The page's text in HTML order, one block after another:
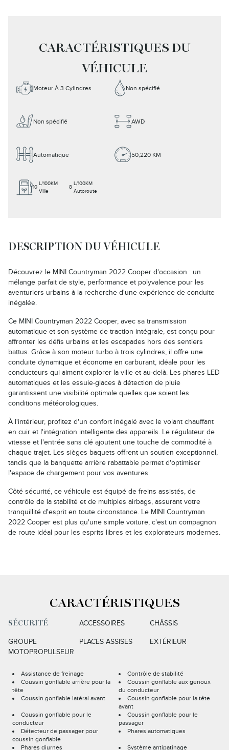
CARACTÉRISTIQUES DU
VÉHICULE
Moteur À 3 Cylindres Non spécifié
Non spécifié AWD
Automatique 50,220 KM
10
L/100KM
Ville
8
L/100KM
Autoroute
DESCRIPTION DU VÉHICULE
Découvrez le MINI Countryman 2022 Cooper d'occasion : un
mélange parfait de style, performance et polyvalence pour les
aventuriers urbains à la recherche d'une expérience de conduite
inégalée.
Ce MINI Countryman 2022 Cooper, avec sa transmission
automatique et son système de traction intégrale, est conçu pour
affronter les défis urbains et les escapades hors des sentiers
battus. Grâce à son moteur turbo à trois cylindres, il offre une
conduite dynamique et économe en carburant, idéale pour les
conducteurs qui aiment explorer la ville et au-delà. Les phares LED
automatiques et les essuie-glaces à détection de pluie
garantissent une visibilité optimale quelles que soient les
conditions météorologiques.
À l'intérieur, profitez d'un confort inégalé avec le volant chauffant
en cuir et l'intégration intelligente des appareils. Le régulateur de
vitesse et l'entrée sans clé ajoutent une touche de commodité à
chaque trajet. Les sièges baquets offrent un soutien exceptionnel,
tandis que la banquette arrière rabattable permet d'optimiser
l'espace de chargement pour vos aventures.
Côté sécurité, ce véhicule est équipé de freins assistés, de
contrôle de la stabilité et de multiples airbags, assurant votre
tranquillité d'esprit en toute circonstance. Le MINI Countryman
2022 Cooper est plus qu'une simple voiture, c'est un compagnon
de route idéal pour les esprits libres et les explorateurs modernes.
CARACTÉRISTIQUES
SÉCURITÉ ACCESSOIRES CHÂSSIS
GROUPE
MOTOPROPULSEUR
PLACES ASSISES EXTÉRIEUR
Assistance de freinage
Contrôle de stabilité
Coussin gonflable arrière pour la
tête
Coussin gonflable aux genoux
du conducteur
Coussin gonflable latéral avant
Coussin gonflable pour la tête
avant
Coussin gonflable pour le
conducteur
Coussin gonflable pour le
passager
Détecteur de passager pour
coussin gonflable
Phares automatiques
Phares diurnes Système antipatinage